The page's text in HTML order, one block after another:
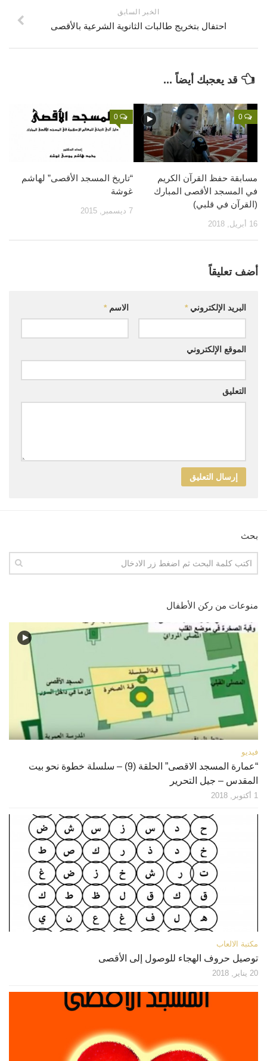
اتصل بنا
الموقع الأم
الخبر السابق
احتفال بتخريج طالبات الثانوية الشرعية بالأقصى
قد يعجبك أيضاً ...
0
مسابقة حفظ القرآن الكريم
في المسجد الأقصى المبارك
(القرآن في قلبي)
16 أبريل, 2018
0
“تاريخ المسجد الأقصى” لهاشم
غوشة
7 ديسمبر, 2015
أضف تعليقاً
الاسم * البريد الإلكتروني *
الموقع الإلكتروني
التعليق
بحث
منوعات من ركن الأطفال
فيديو
“عمارة المسجد الاقصى” الحلقة (9) – سلسلة خطوة نحو بيت
المقدس – جيل التحرير
1 أكتوبر, 2018
مكتبة الالعاب
توصيل حروف الهجاء للوصول إلى الأقصى
20 يناير, 2018